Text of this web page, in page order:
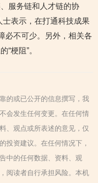
服务链和人才链的协
士表示，在打通科技成果
必不可少。另外，相关各
“梗阻”。
的或已公开的信息撰写，我
会发生任何变更。在任何情
、观点或所表述的意见，仅
投资建议。在任何情况下，
中的任何数据、资料、观
阅读者自行承担风险。本机